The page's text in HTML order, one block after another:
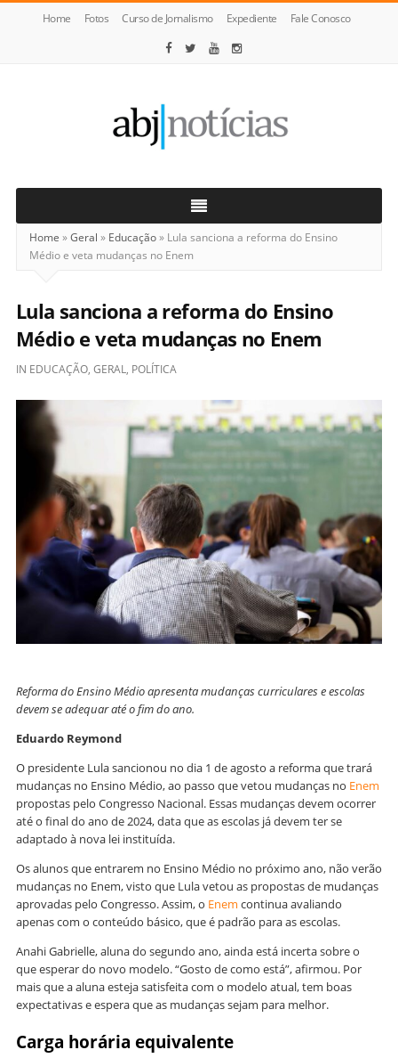
Home Fotos Curso de Jornalismo Expediente Fale Conosco
Notícias
Home »Geral » Educação» Lula sanciona a reforma do Ensino
Médio e veta mudanças no Enem
Lula sanciona a reforma do Ensino
Médio e veta mudanças no Enem
IN EDUCAÇÃO, GERAL, POLÍTICA
Reforma do Ensino Médio apresenta mudanças curriculares e escolas
devem se adequar até o fim do ano.
Eduardo Reymond
O presidente Lula sancionou no dia 1 de agosto a reforma que trará
mudanças no Ensino Médio, ao passo que vetou mudanças no Enem
propostas pelo Congresso Nacional. Essas mudanças devem ocorrer
até o final do ano de 2024, data que as escolas já devem ter se
adaptado à nova lei instituída.
Os alunos que entrarem no Ensino Médio no próximo ano, não verão
mudanças no Enem, visto que Lula vetou as propostas de mudanças
aprovadas pelo Congresso. Assim, o Enem continua avaliando
apenas com o conteúdo básico, que é padrão para as escolas.
Anahi Gabrielle, aluna do segundo ano, ainda está incerta sobre o
que esperar do novo modelo. “Gosto de como está”, afirmou. Por
mais que a aluna esteja satisfeita com o modelo atual, tem boas
expectativas e espera que as mudanças sejam para melhor.
Carga horária equivalente